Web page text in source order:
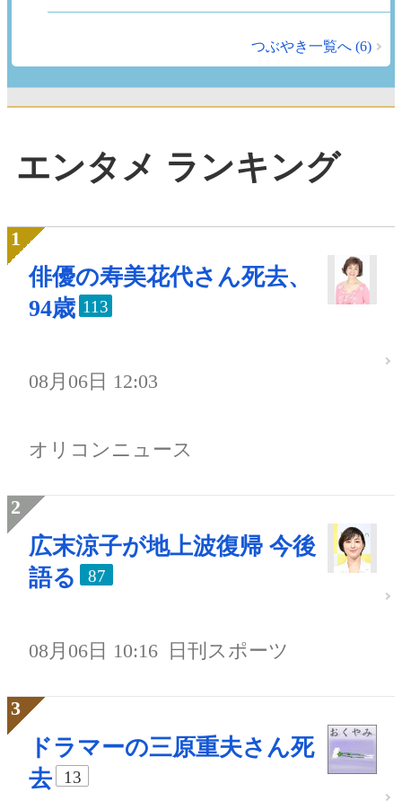
つぶやき一覧へ (6)
エンタメ ランキング
俳優の寿美花代さん死去、
94歳 113
08月06日 12:03
オリコンニュース
広末涼子が地上波復帰 今後
語る
87
08月06日 10:16 日刊スポーツ
ドラマーの三原重夫さん死
去
13